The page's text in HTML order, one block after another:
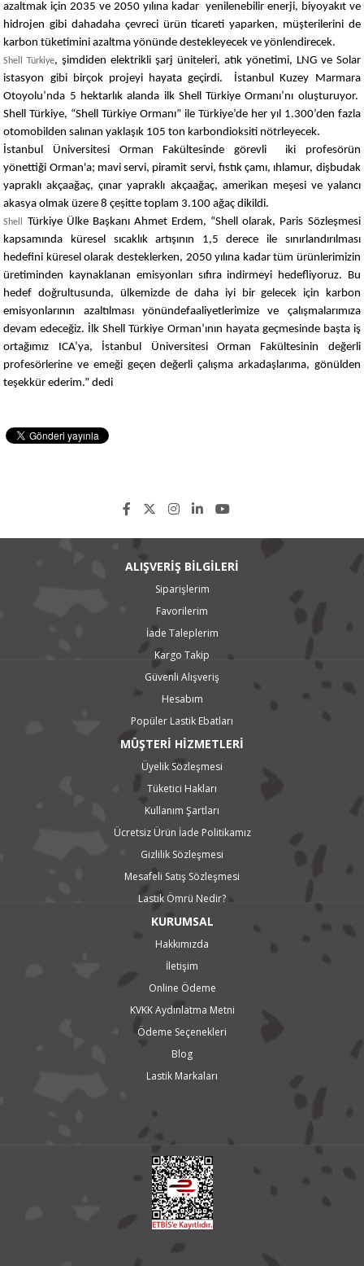
azaltmak için 2035 ve 2050 yılına kadar yenilenebilir enerji, biyoyakıt ve
hidrojen gibi dahadaha çevreci ürün ticareti yaparken, müşterilerini de
karbon tüketimini azaltma yönünde destekleyecek ve yönlendirecek.
Shell Türkiye, şimdiden elektrikli şarj üniteleri, atık yönetimi, LNG ve Solar
istasyon gibi birçok projeyi hayata geçirdi. İstanbul Kuzey Marmara
Otoyolu’nda 5 hektarlık alanda ilk Shell Türkiye Ormanı’nı oluşturuyor.
Shell Türkiye, “Shell Türkiye Ormanı” ile Türkiye’de her yıl 1.300’den fazla
otomobilden salınan yaklaşık 105 ton karbondioksiti nötrleyecek.
İstanbul Üniversitesi Orman Fakültesinde görevli iki profesörün
yönettiği Orman'a; mavi servi, piramit servi, fıstık çamı, ıhlamur, dişbudak
yapraklı akçaağaç, çınar yapraklı akçaağaç, amerikan meşesi ve yalancı
akasya olmak üzere 8 çeşitte toplam 3.100 ağaç dikildi.
Shell
Türkiye Ülke Başkanı Ahmet Erdem, “Shell olarak, Paris Sözleşmesi
kapsamında küresel sıcaklık artışının 1,5 derece ile sınırlandırılması
hedefini küresel olarak desteklerken, 2050 yılına kadar tüm ürünlerimizin
üretiminden kaynaklanan emisyonları sıfıra indirmeyi hedefliyoruz. Bu
hedef doğrultusunda, ülkemizde de daha iyi bir gelecek için karbon
emisyonlarının azaltılması yönündefaaliyetlerimize ve çalışmalarımıza
devam edeceğiz. İlk Shell Türkiye Orman’ının hayata geçmesinde başta iş
ortağımız ICA’ya, İstanbul Üniversitesi Orman Fakültesinin değerli
profesörlerine ve emeği geçen değerli çalışma arkadaşlarıma, gönülden
teşekkür ederim.” dedi
ALIŞVERİŞ BİLGİLERİ
Siparişlerim
Favorilerim
İade Taleplerim
Kargo Takip
Güvenli Alışveriş
Hesabım
Popüler Lastik Ebatları
MÜŞTERİ HİZMETLERİ
Üyelik Sözleşmesi
Tüketici Hakları
Kullanım Şartları
Ücretsiz Ürün İade Politikamız
Gizlilik Sözleşmesi
Mesafeli Satış Sözleşmesi
Lastik Ömrü Nedir?
KURUMSAL
Hakkımızda
İletişim
Online Ödeme
KVKK Aydınlatma Metni
Ödeme Seçenekleri
Blog
Lastik Markaları